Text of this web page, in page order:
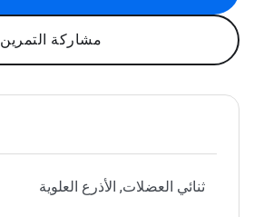
مشاركة التمرين
ثنائي العضلات, الأذرع العلوية